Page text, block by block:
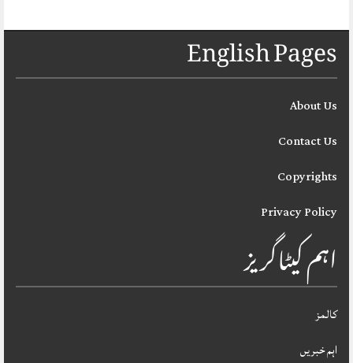
English Pages
About Us
Contact Us
Copyrights
Privacy Policy
اہم کیٹاگریز
کالمز
اہم خبریں